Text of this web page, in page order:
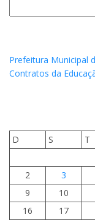
Prefeitura Municipal
Contratos da
D
S T
2
3
9
10
16
17